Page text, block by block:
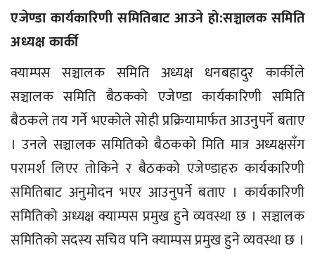
एजेण्डा कार्यकारिणी समितिबाट आउने हो:सञ्चालक समिति
अध्यक्ष कार्की
क्याम्पस सञ्चालक समिति अध्यक्ष धनबहादुर कार्कीले
सञ्चालक समिति बैठकको एजेण्डा कार्यकारिणी समिति
बैठकले तय गर्ने भएकोले सोही प्रक्रियामार्फत आउनुपर्ने बताए
। उनले सञ्चालक समितिको बैठकको मिति मात्र अध्यक्षसँग
परामर्श लिएर तोकिने र बैठकको एजेण्डाहरु कार्यकारिणी
समितिबाट अनुमोदन भएर आउनुपर्ने बताए । कार्यकारिणी
समितिको अध्यक्ष क्याम्पस प्रमुख हुने व्यवस्था छ । सञ्चालक
समितिको सदस्य सचिव पनि क्याम्पस प्रमुख हुने व्यवस्था छ ।